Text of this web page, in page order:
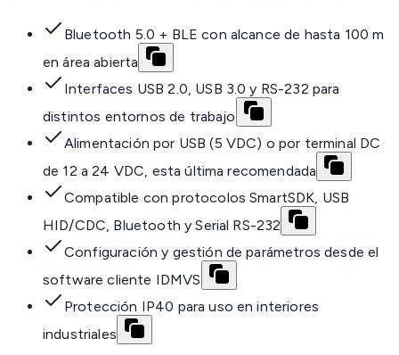
Bluetooth 5.0 + BLE con alcance de hasta 100 m
en área abierta
Interfaces USB 2.0, USB 3.0 y RS-232 para
distintos entornos de trabajo
Alimentación por USB (5 VDC) o por terminal DC
de 12 a 24 VDC, esta última recomendada
Compatible con protocolos SmartSDK, USB
HID/CDC, Bluetooth y Serial RS-232
Configuración y gestión de parámetros desde el
software cliente IDMVS
Protección IP40 para uso en interiores
industriales